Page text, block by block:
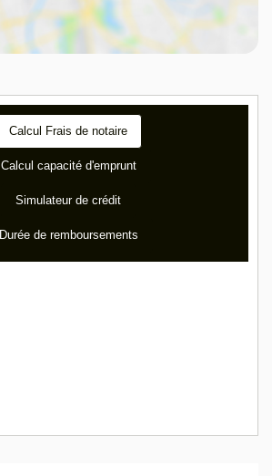
Calcul Frais de notaire
Calcul capacité d'emprunt
Simulateur de crédit
Durée de remboursements